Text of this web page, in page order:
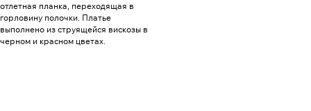
отлетная планка, переходящая в
горловину полочки. Платье
выполнено из струящейся вискозы в
черном и красном цветах.